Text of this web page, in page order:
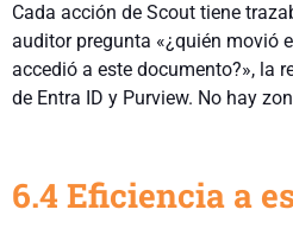
Cada acción de Scout tiene
auditor pregunta «¿quién movió
accedió a este documento?», la
de Entra ID y Purview. No hay
6.4 Eficiencia a